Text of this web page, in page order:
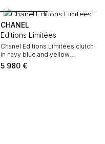
CHANEL
Editions Limitées
Chanel Editions Limitées clutch
in navy blue and yellow
plexiglas
5 980 €